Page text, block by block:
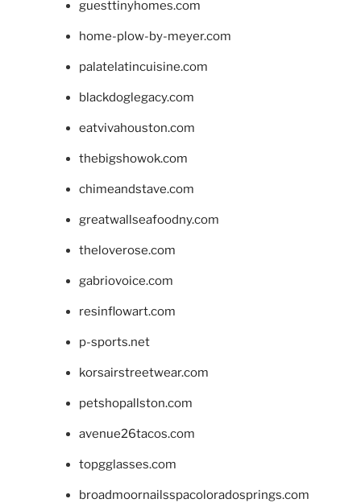
guesttinyhomes.com
home-plow-by-meyer.com
palatelatincuisine.com
blackdoglegacy.com
eatvivahouston.com
thebigshowok.com
chimeandstave.com
greatwallseafoodny.com
theloverose.com
gabriovoice.com
resinflowart.com
p-sports.net
korsairstreetwear.com
petshopallston.com
avenue26tacos.com
topgglasses.com
broadmoornailsspacoloradosprings.com